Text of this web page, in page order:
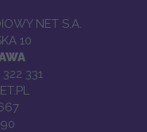
NET S.A.
10
331